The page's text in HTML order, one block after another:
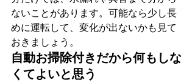
ないことがあります。可能なら少し長
めに運転して、変化が出ないかも見て
おきましょう。
自動お掃除付きだから何もしな
くてよいと思う